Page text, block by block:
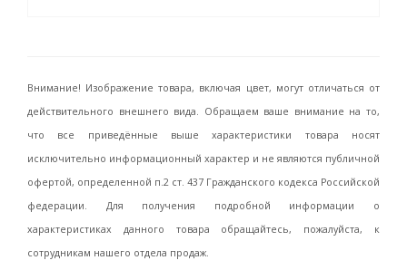
Внимание! Изображение товара, включая цвет, могут отличаться от
действительного внешнего вида. Обращаем ваше внимание на то,
что все приведённые выше характеристики товара носят
исключительно информационный характер и не являются публичной
офертой, определенной п.2 ст. 437 Гражданского кодекса Российской
федерации. Для получения подробной информации о
характеристиках данного товара обращайтесь, пожалуйста, к
сотрудникам нашего отдела продаж.